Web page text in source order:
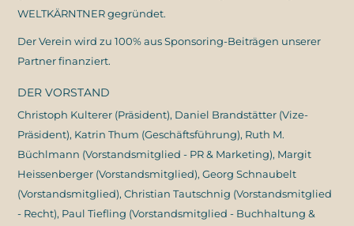
WELTKÄRNTNER gegründet.
Der Verein wird zu 100% aus Sponsoring-Beiträgen unserer
Partner finanziert.
DER VORSTAND
Christoph Kulterer (Präsident), Daniel Brandstätter (Vize-
Präsident), Katrin Thum (Geschäftsführung), Ruth M.
Büchlmann (Vorstandsmitglied - PR & Marketing), Margit
Heissenberger (Vorstandsmitglied), Georg Schnaubelt
(Vorstandsmitglied), Christian Tautschnig (Vorstandsmitglied
- Recht), Paul Tiefling (Vorstandsmitglied - Buchhaltung &